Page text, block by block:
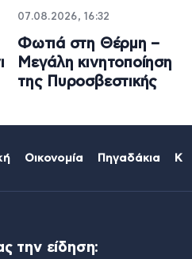
07.08.2026, 16:32
Φωτιά στη Θέρμη –
Μεγάλη κινητοποίηση
της Πυροσβεστικής
Οικονομία Πηγαδάκια
την είδηση: